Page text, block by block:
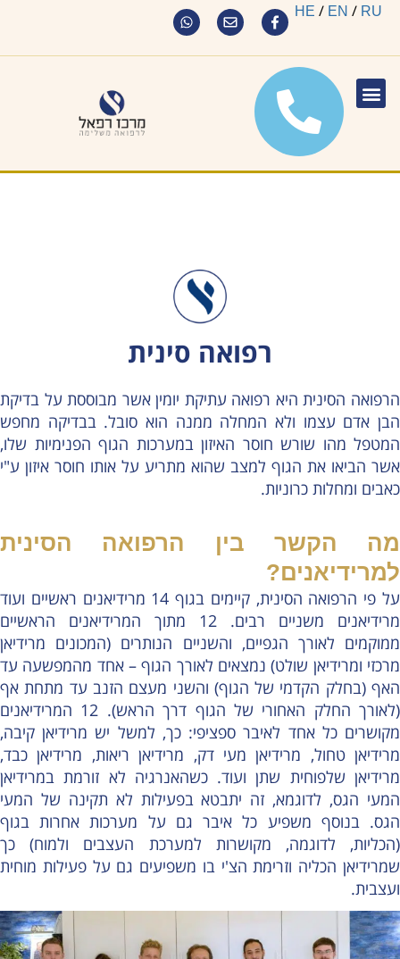
HE / EN / RU
רפואה סינית
הרפואה הסינית היא רפואה עתיקת יומין אשר מבוססת על בדיקת
הבן אדם עצמו ולא המחלה ממנה הוא סובל. בבדיקה מחפש
המטפל מהו שורש חוסר האיזון במערכות הגוף הפנימיות שלו,
אשר הביאו את הגוף למצב שהוא מתריע על אותו חוסר איזון ע"י
כאבים ומחלות כרוניות.
מה הקשר בין הרפואה הסינית
למרידיאנים?
על פי הרפואה הסינית, קיימים בגוף 14 מרידיאנים ראשיים ועוד
מרידיאנים משניים רבים. 12 מתוך המרידיאנים הראשיים
ממוקמים לאורך הגפיים, והשניים הנותרים (המכונים מרידיאן
מרכזי ומרידיאן שולט) נמצאים לאורך הגוף – אחד מהמפשעה עד
האף (בחלק הקדמי של הגוף) והשני מעצם הזנב עד מתחת אף
(לאורך החלק האחורי של הגוף דרך הראש). 12 המרידיאנים
מקושרים כל אחד לאיבר ספציפי: כך, למשל יש מרידיאן קיבה,
מרידיאן טחול, מרידיאן מעי דק, מרידיאן ריאות, מרידיאן כבד,
מרידיאן שלפוחית שתן ועוד. כשהאנרגיה לא זורמת במרידיאן
המעי הגס, לדוגמא, זה יתבטא בפעילות לא תקינה של המעי
הגס. בנוסף משפיע כל איבר גם על מערכות אחרות בגוף
(הכליות, לדוגמה, מקושרות למערכת העצבים ולמוח) כך
שמרידיאן הכליה וזרימת הצ'י בו משפיעים גם על פעילות מוחית
ועצבית.